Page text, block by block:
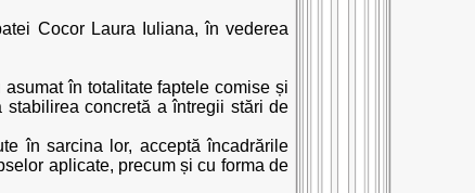
Cocor Laura Iuliana, în vederea
în totalitate faptele comise și
concretă a întregii stări de
în sarcina lor, acceptă încadrările
aplicate, precum și cu forma de